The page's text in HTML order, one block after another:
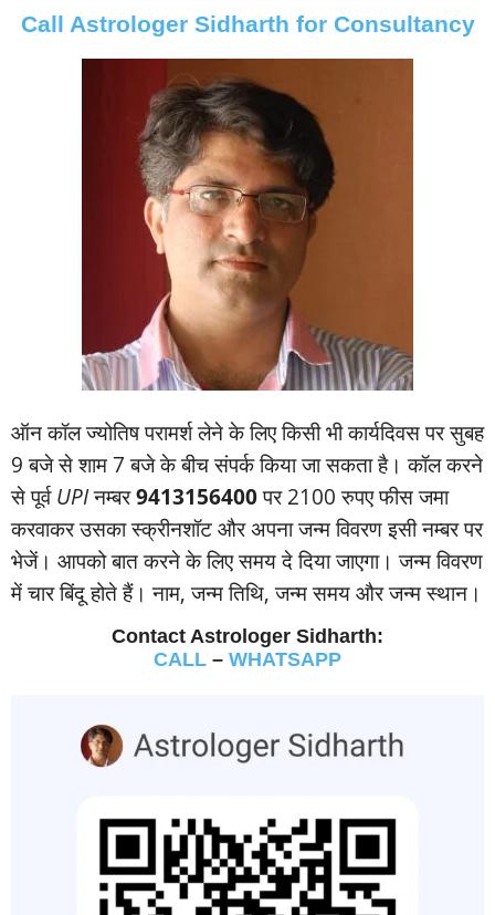
Call Astrologer Sidharth for Consultancy
ऑन कॉल ज्‍योतिष परामर्श लेने के लिए किसी भी कार्यदिवस पर सुबह
9 बजे से शाम 7 बजे के बीच संपर्क किया जा सकता है। कॉल करने
से पूर्वUPIनम्‍बर9413156400पर 2100 रुपए फीस जमा
करवाकर उसका स्‍क्रीनशॉट और अपना जन्‍म विवरण इसी नम्‍बर पर
भेजें। आपको बात करने के लिए समय दे दिया जाएगा। जन्‍म विवरण
में चार बिंदू होते हैं। नाम, जन्‍म तिथि, जन्‍म समय और जन्‍म स्‍थान।
Contact Astrologer Sidharth:
CALL – WHATSAPP